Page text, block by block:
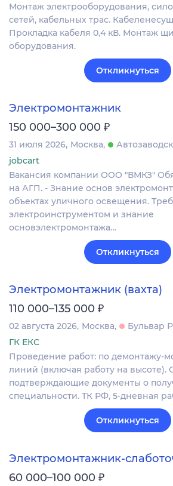
Монтаж электрооборудования,
сетей, кабельных трас.
Прокладка кабеля 0,4 кВ. Монтаж
оборудования.
Откликнуться
Электромонтажник
150 000–300 000 ₽
31 июля 2026 Москва
jobcart
Вакансия компании ООО "ВМКЗ"
на АГП. - Знание основ
объектах уличного освещения.
электроинструментом и знание
основэлектромонтажа…
Откликнуться
Электромонтажник (вахта)
110 000–135 000 ₽
02 августа 2026 Москва
Бульвар
ГК ЕКС
Проведение работ: по демонтажу-
линий (включая работу на высоте).
подтверждающие документы о
специальности. ТК РФ, 5-дневная
Откликнуться
Электромонтажник-
60 000–100 000 ₽